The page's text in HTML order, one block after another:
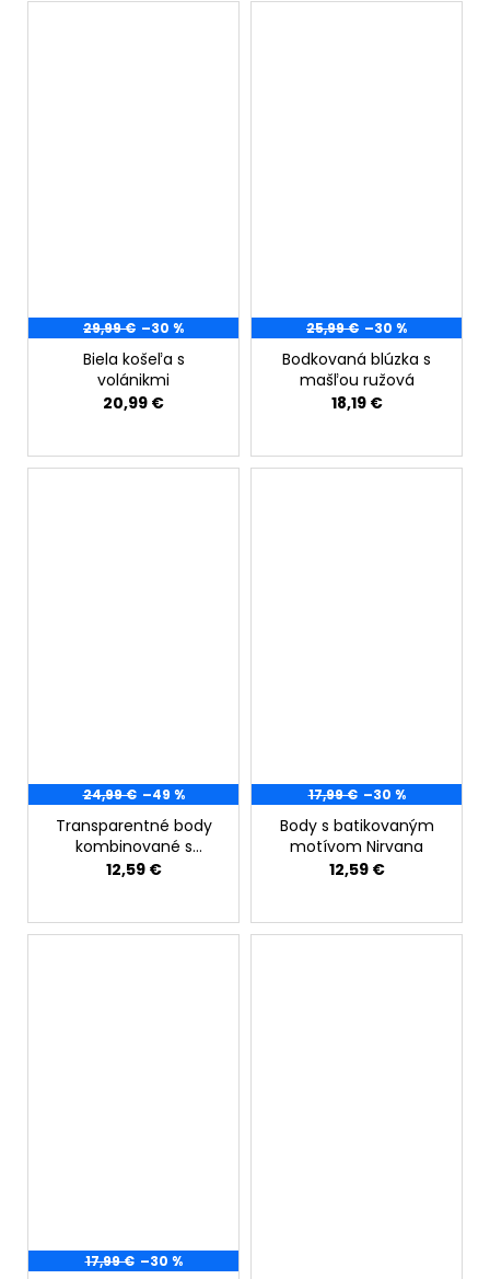
29,99 € –30 %
Biela košeľa s
volánikmi
20,99 €
25,99 € –30 %
Bodkovaná blúzka s
mašľou ružová
18,19 €
24,99 € –49 %
Transparentné body
kombinované s
koženkou
12,59 €
17,99 € –30 %
Body s batikovaným
motívom Nirvana
12,59 €
17,99 € –30 %